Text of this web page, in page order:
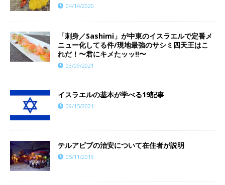
04/14/2020
「刺身／Sashimi」が中東のイスラエルで定番メ
ニュー化してる件/現地最強のサシミ四天王はこ
れだ！〜君にキメたッッ!!〜
03/09/2021
イスラエルの基本が学べる19記事
09/15/2021
テルアビブの治安について在住者が説明
05/11/2019